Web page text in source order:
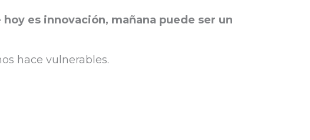
hoy es innovación, mañana puede ser un
hace vulnerables.